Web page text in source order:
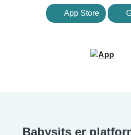
App Store
Babysits er